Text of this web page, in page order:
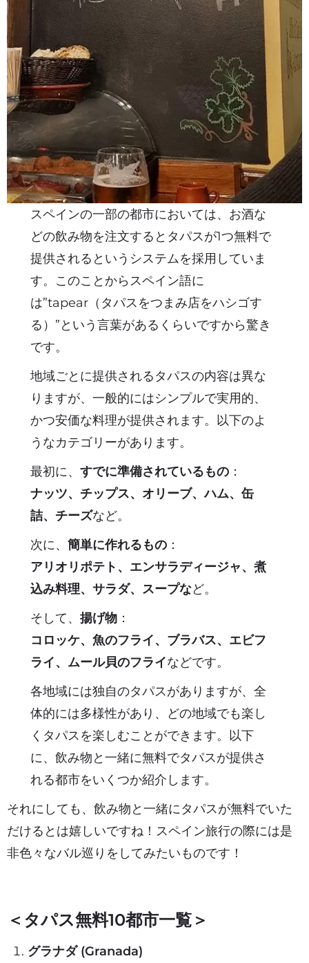
スペインの一部の都市においては、お酒な
どの飲み物を注文するとタパスが1つ無料で
提供されるというシステムを採用していま
す。このことからスペイン語に
は”tapear（タパスをつまみ店をハシゴす
る）”という言葉があるくらいですから驚き
です。
地域ごとに提供されるタパスの内容は異な
りますが、一般的にはシンプルで実用的、
かつ安価な料理が提供されます。以下のよ
うなカテゴリーがあります。
最初に、すでに準備されているもの ：
ナッツ、チップス、オリーブ、ハム、缶
詰、チーズなど。
次に、簡単に作れるもの ：
アリオリポテト、エンサラディージャ、煮
込み料理、サラダ、スープなど。
そして、揚げ物 ：
コロッケ、魚のフライ、ブラバス、エビフ
ライ、ムール貝のフライなどです。
各地域には独自のタパスがありますが、全
体的には多様性があり、どの地域でも楽し
くタパスを楽しむことができます。以下
に、飲み物と一緒に無料でタパスが提供さ
れる都市をいくつか紹介します。
それにしても、飲み物と一緒にタパスが無料でいた
だけるとは嬉しいですね！スペイン旅行の際には是
非色々なバル巡りをしてみたいものです！
＜タパス無料10都市一覧＞
グラナダ (Granada)